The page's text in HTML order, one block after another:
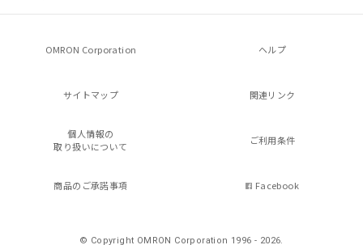
OMRON Corporation ヘルプ
サイトマップ 関連リンク
個人情報の
取り扱いについて
ご利用条件
商品のご承諾事項 Facebook
© Copyright OMRON Corporation 1996 - 2026.